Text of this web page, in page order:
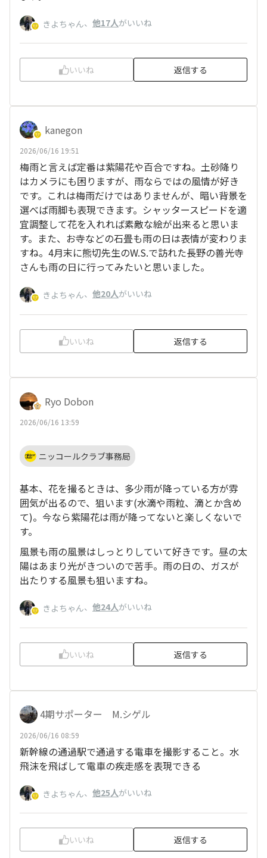
きよちゃん、 他17人がいいね
いいね 返信する
kanegon
2026/06/16 19:51
梅雨と言えば定番は紫陽花や百合ですね。土砂降り
はカメラにも困りますが、雨ならではの風情が好き
です。これは梅雨だけではありませんが、暗い背景を
選べば雨脚も表現できます。シャッタースピードを適
宜調整して花を入れれば素敵な絵が出来ると思いま
す。また、お寺などの石畳も雨の日は表情が変わりま
すね。4月末に熊切先生のW.S.で訪れた長野の善光寺
さんも雨の日に行ってみたいと思いました。
きよちゃん、 他20人がいいね
いいね 返信する
Ryo Dobon
2026/06/16 13:59
ニッコールクラブ事務局
基本、花を撮るときは、多少雨が降っている方が雰
囲気が出るので、狙います(水滴や雨粒、滴とか含め
て)。今なら紫陽花は雨が降ってないと楽しくないで
す。
風景も雨の風景はしっとりしていて好きです。昼の太
陽はあまり光がきついので苦手。雨の日の、ガスが
出たりする風景も狙いますね。
きよちゃん、 他24人がいいね
いいね 返信する
4期サポーター M.シゲル
2026/06/16 08:59
新幹線の通過駅で通過する電車を撮影すること。水
飛沫を飛ばして電車の疾走感を表現できる
きよちゃん、 他25人がいいね
いいね 返信する